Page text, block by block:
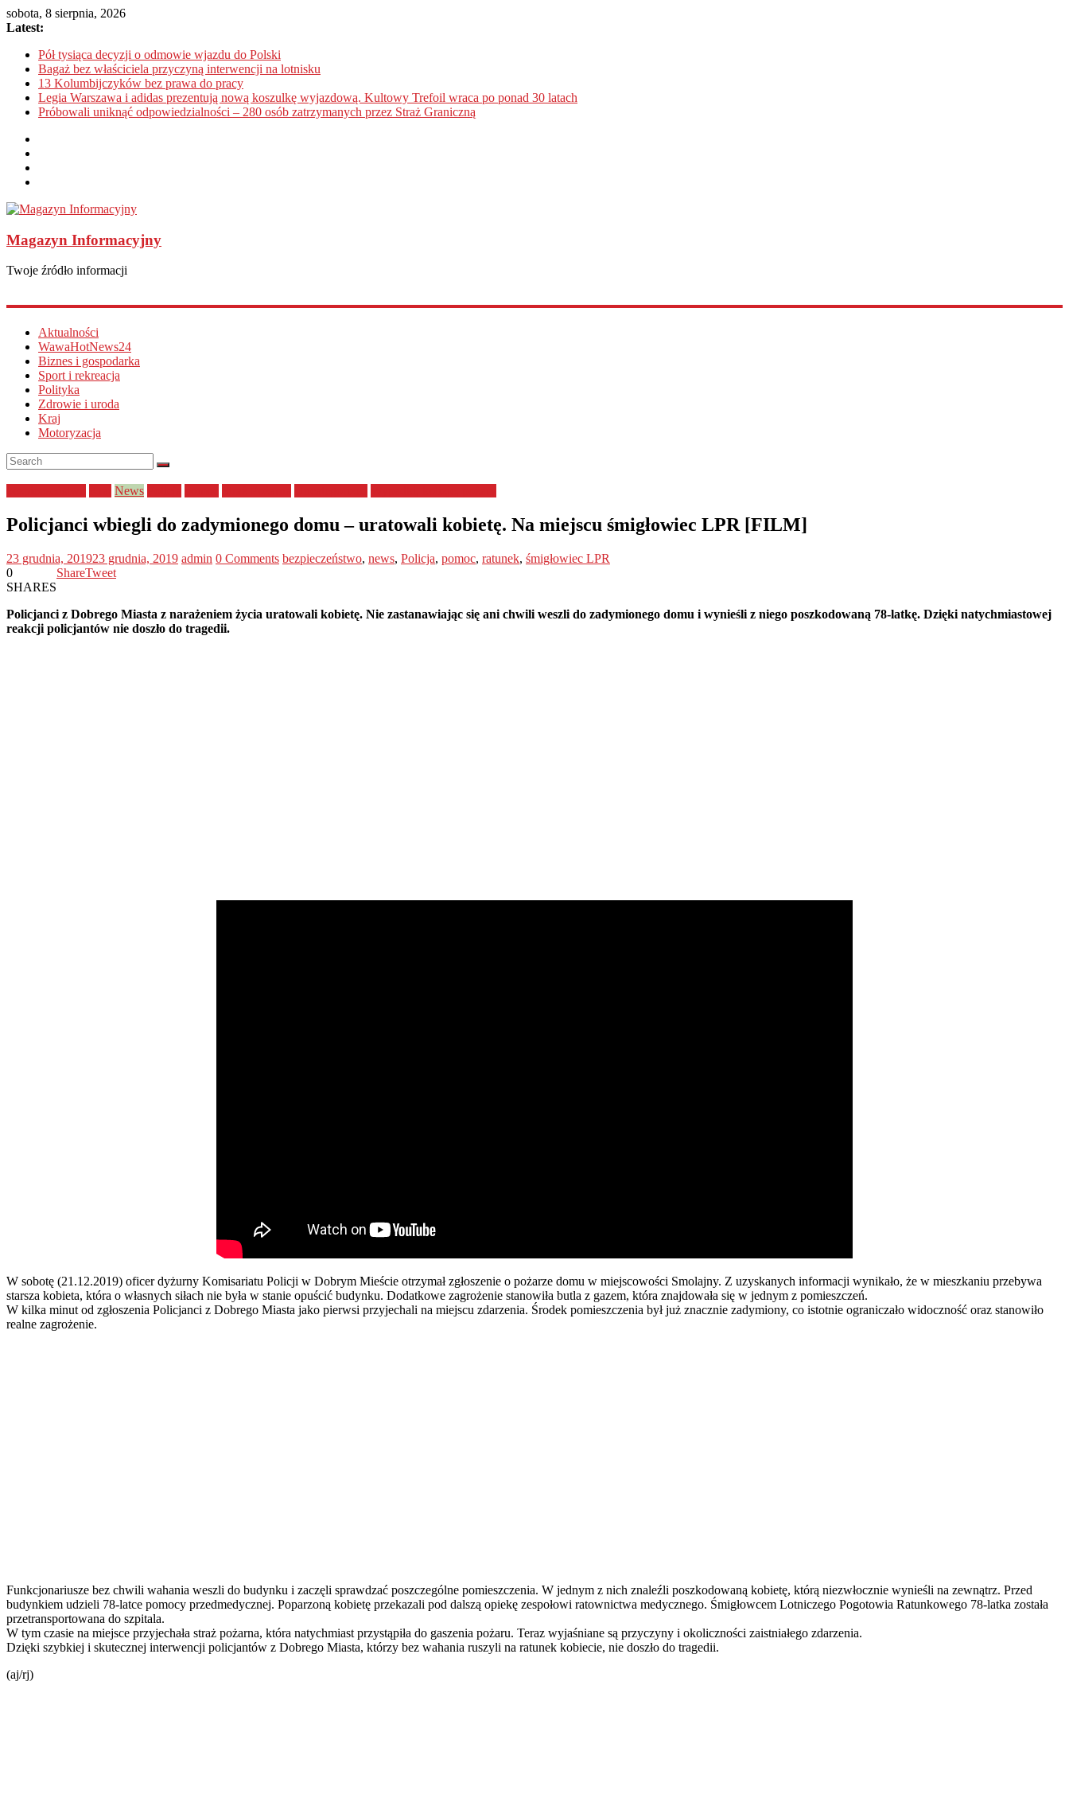
sobota, 8 sierpnia, 2026
Latest:
Pół tysiąca decyzji o odmowie wjazdu do Polski
Bagaż bez właściciela przyczyną interwencji na lotnisku
13 Kolumbijczyków bez prawa do pracy
Legia Warszawa i adidas prezentują nową koszulkę wyjazdową. Kultowy Trefoil wraca po ponad 30 latach
Próbowali uniknąć odpowiedzialności – 280 osób zatrzymanych przez Straż Graniczną
Magazyn Informacyjny
Twoje źródło informacji
Aktualności
WawaHotNews24
Biznes i gospodarka
Sport i rekreacja
Polityka
Zdrowie i uroda
Kraj
Motoryzacja
News
Policjanci wbiegli do zadymionego domu – uratowali kobietę. Na miejscu śmigłowiec LPR [FILM]
23 grudnia, 201923 grudnia, 2019 admin 0 Comments bezpieczeństwo, news, Policja, pomoc, ratunek, śmigłowiec LPR
0
SHARES
ShareTweet
Policjanci z Dobrego Miasta z narażeniem życia uratowali kobietę. Nie zastanawiając się ani chwili weszli do zadymionego domu i wynieśli z niego poszkodowaną 78-latkę. Dzięki natychmiastowej
reakcji policjantów nie doszło do tragedii.
W sobotę (21.12.2019) oficer dyżurny Komisariatu Policji w Dobrym Mieście otrzymał zgłoszenie o pożarze domu w miejscowości Smolajny. Z uzyskanych informacji wynikało, że w mieszkaniu przebywa
starsza kobieta, która o własnych siłach nie była w stanie opuścić budynku. Dodatkowe zagrożenie stanowiła butla z gazem, która znajdowała się w jednym z pomieszczeń.
W kilka minut od zgłoszenia Policjanci z Dobrego Miasta jako pierwsi przyjechali na miejscu zdarzenia. Środek pomieszczenia był już znacznie zadymiony, co istotnie ograniczało widoczność oraz stanowiło
realne zagrożenie.
Funkcjonariusze bez chwili wahania weszli do budynku i zaczęli sprawdzać poszczególne pomieszczenia. W jednym z nich znaleźli poszkodowaną kobietę, którą niezwłocznie wynieśli na zewnątrz. Przed
budynkiem udzieli 78-latce pomocy przedmedycznej. Poparzoną kobietę przekazali pod dalszą opiekę zespołowi ratownictwa medycznego. Śmigłowcem Lotniczego Pogotowia Ratunkowego 78-latka została
przetransportowana do szpitala.
W tym czasie na miejsce przyjechała straż pożarna, która natychmiast przystąpiła do gaszenia pożaru. Teraz wyjaśniane są przyczyny i okoliczności zaistniałego zdarzenia.
Dzięki szybkiej i skutecznej interwencji policjantów z Dobrego Miasta, którzy bez wahania ruszyli na ratunek kobiecie, nie doszło do tragedii.
(aj/rj)